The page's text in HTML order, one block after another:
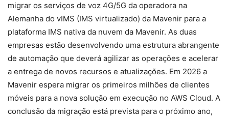
migrar os serviços de voz 4G/5G da operadora na
Alemanha do vIMS (IMS virtualizado) da Mavenir para a
plataforma IMS nativa da nuvem da Mavenir. As duas
empresas estão desenvolvendo uma estrutura abrangente
de automação que deverá agilizar as operações e acelerar
a entrega de novos recursos e atualizações. Em 2026 a
Mavenir espera migrar os primeiros milhões de clientes
móveis para a nova solução em execução no AWS Cloud. A
conclusão da migração está prevista para o próximo ano,